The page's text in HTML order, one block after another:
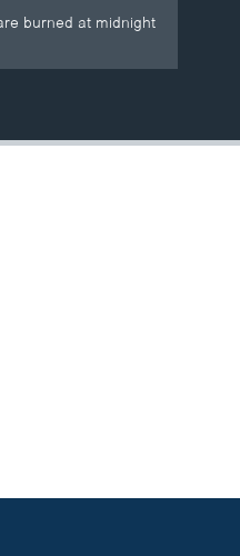
burned at midnight